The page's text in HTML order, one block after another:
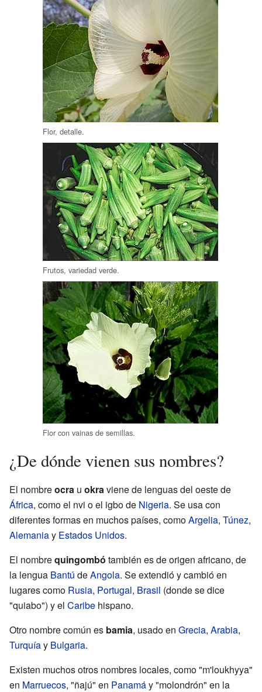
Flor, detalle.
Frutos, variedad verde.
Flor con vainas de semillas.
¿De dónde vienen sus nombres?
El nombreocra u okraviene de lenguas del oeste de
África, como el nvi o el igbo de Nigeria. Se usa con
diferentes formas en muchos países, comoArgelia, Túnez,
Alemaniay Estados Unidos.
El nombrequingombó también es de origen africano, de
la lengua Bantú deAngola. Se extendió y cambió en
lugares como Rusia, Portugal, Brasil (donde se dice
"quiabo") y el Caribe hispano.
Otro nombre común es bamia, usado en Grecia, Arabia,
Turquíay Bulgaria.
Existen muchos otros nombres locales, como "m'loukhyya"
en Marruecos, "ñajú" en Panamáy "molondrón" en la